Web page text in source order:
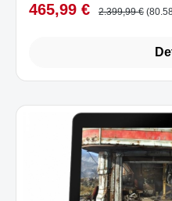
Verkaufspreis:
465,99 € Regulärer Preis:
2.399,99 €